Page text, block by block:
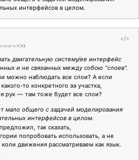
интерфейсов в целом.
</>
в ЖЖ)
двигательную систему/ее интерфейс
и не связанных между собою "слоев".
можно наблюдать все слои? А если
то конкретного ээ участка,
рук — там тоже будет все слои?
мало общего с задачей моделирования
интерфейсов в целом.
так сказать,
попробовать использовать, а не
движения рассматриваем как язык.